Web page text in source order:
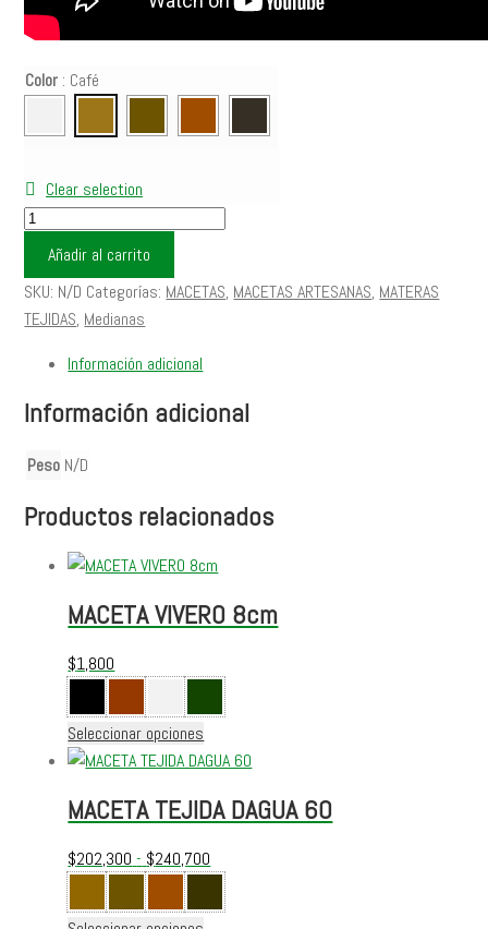
Color : Café
Clear selection
MACETA
Tejida
22
cantidad
Añadir al carrito
SKU: N/D Categorías: MACETAS, MACETAS ARTESANAS, MATERAS
TEJIDAS, Medianas
Información adicional
Información adicional
Peso N/D
Productos relacionados
MACETA VIVERO 8cm
$1,800
Seleccionar opciones
producto
múltiples
Las
opciones
MACETA TEJIDA DAGUA 60
$202,300 - $240,700
de
precios: